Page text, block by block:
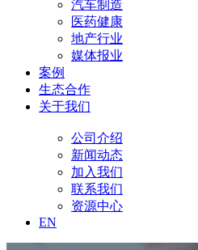
汽车制造
医药健康
地产行业
媒体报业
案例
生态合作
关于我们
公司介绍
新闻动态
加入我们
联系我们
资源中心
EN